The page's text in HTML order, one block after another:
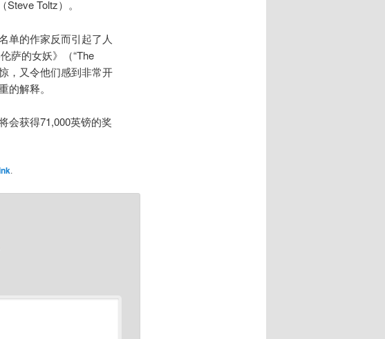
Toltz）。
单的作家反而引起了人
萨的女妖》（“The
，又令他们感到非常开
解释。
会获得71,000英镑的奖
.